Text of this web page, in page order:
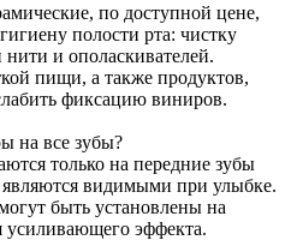
по доступной цене,
полости рта: чистку
нити и ополаскивателей.
пищи, а также продуктов,
фиксацию виниров.
на все зубы?
только на передние зубы
видимыми при улыбке.
быть установлены на
усиливающего эффекта.